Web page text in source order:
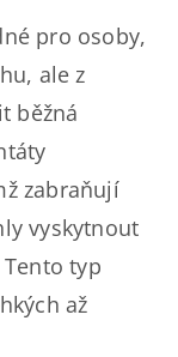
pro osoby,
ale z
běžná
zabraňují
vyskytnout
typ
až